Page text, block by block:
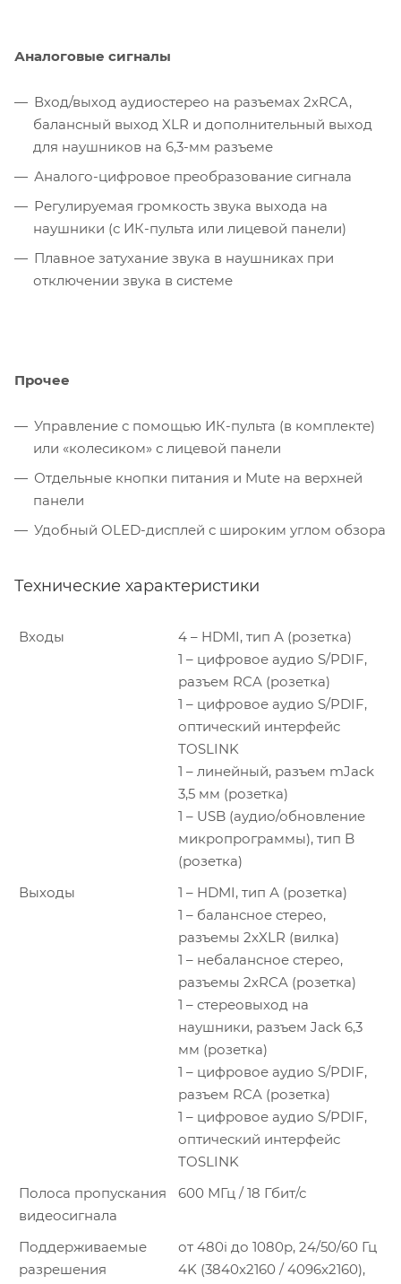
Аналоговые сигналы
Вход/выход аудиостерео на разъемах 2xRCA,
балансный выход XLR и дополнительный выход
для наушников на 6,3-мм разъеме
Аналого-цифровое преобразование сигнала
Регулируемая громкость звука выхода на
наушники (с ИК-пульта или лицевой панели)
Плавное затухание звука в наушниках при
отключении звука в системе
Прочее
Управление с помощью ИК-пульта (в комплекте)
или «колесиком» с лицевой панели
Отдельные кнопки питания и Mute на верхней
панели
Удобный OLED-дисплей с широким углом обзора
Технические характеристики
Входы
4 – HDMI, тип А (розетка)
1 – цифровое аудио S/PDIF,
разъем RCA (розетка)
1 – цифровое аудио S/PDIF,
оптический интерфейс
TOSLINK
1 – линейный, разъем mJack
3,5 мм (розетка)
1 – USB (аудио/обновление
микропрограммы), тип B
(розетка)
Выходы
1 – HDMI, тип А (розетка)
1 – балансное стерео,
разъемы 2xXLR (вилка)
1 – небалансное стерео,
разъемы 2xRCA (розетка)
1 – стереовыход на
наушники, разъем Jack 6,3
мм (розетка)
1 – цифровое аудио S/PDIF,
разъем RCA (розетка)
1 – цифровое аудио S/PDIF,
оптический интерфейс
TOSLINK
Полоса пропускания
видеосигнала
600 МГц / 18 Гбит/с
Поддерживаемые
разрешения
от 480i до 1080p, 24/50/60 Гц
4K (3840x2160 / 4096x2160),